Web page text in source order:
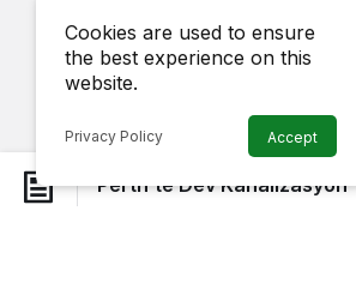
11 June 2025, 01:05
Perth’in güneyindeki birden
Perth’te Dev Kanalizasyon
Cookies are used to ensure
the best experience on this
website.
Privacy Policy Accept